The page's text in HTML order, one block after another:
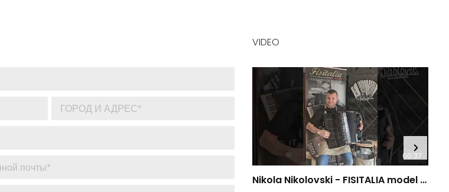
VIDEO
00:37
Nikola Nikolovski - FISITALIA model 41.45-TC Luxury